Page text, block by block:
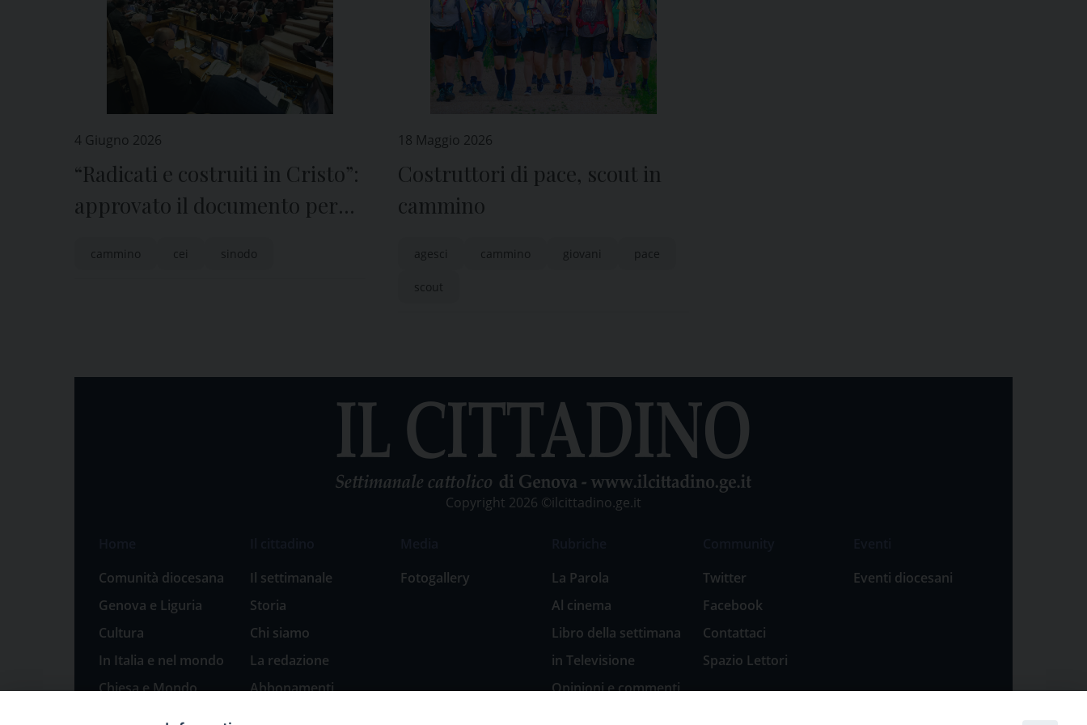
4 Giugno 2026
“Radicati e costruiti in Cristo”:
approvato il documento per
cammino cei sinodo
18 Maggio 2026
Costruttori di pace, scout in
cammino
agesci cammino giovani pace
scout
Copyright 2026 ©ilcittadino.ge.it
Comunità diocesana
Genova e Liguria
Cultura
In Italia e nel mondo
Chiesa e Mondo
Il settimanale
Storia
Chi siamo
La redazione
Abbonamenti
Fotogallery
La Parola
Al cinema
Libro della settimana
in Televisione
Opinioni e commenti
Twitter
Facebook
Contattaci
Spazio Lettori
Eventi diocesani